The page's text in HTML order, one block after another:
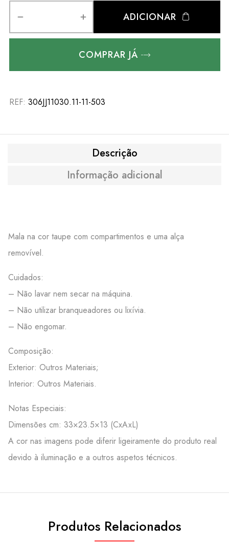
ADICIONAR
COMPRAR JÁ
REF: 306JJ11030.11-11-503
Descrição
Informação adicional
Mala na cor taupe com compartimentos e uma alça
removível.
Cuidados:
– Não lavar nem secar na máquina.
– Não utilizar branqueadores ou lixívia.
– Não engomar.
Composição:
Exterior: Outros Materiais;
Interior: Outros Materiais.
Notas Especiais:
Dimensões cm: 33×23.5×13 (CxAxL)
A cor nas imagens pode diferir ligeiramente do produto real
devido à iluminação e a outros aspetos técnicos.
Produtos Relacionados